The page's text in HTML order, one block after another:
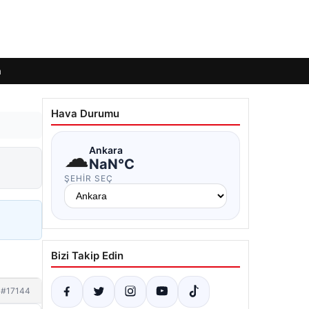
#17144
Hava Durumu
☁Ankara
NaN°C
ŞEHIR SEÇ
Bizi Takip Edin